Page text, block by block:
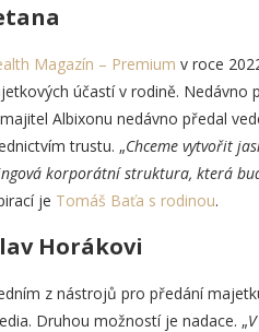
Magazín – Premium v roce
účastí v rodině. Nedávno
Albixonu nedávno předal
trustu. „Chceme vytvořit
korporátní struktura, která
je Tomáš Baťa s rodinou.
Horákovi
z nástrojů pro předání
Druhou možností je nadace. „